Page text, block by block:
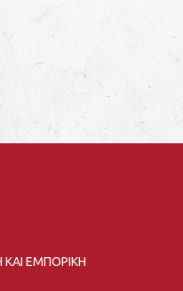
ΕΜΠΟΡΙΚΗ